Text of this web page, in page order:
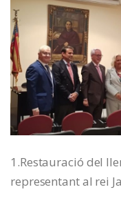
1.Restauració del
representant al rei